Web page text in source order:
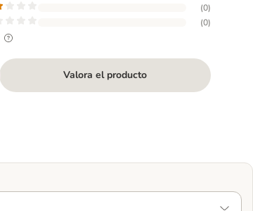
(0)
(0)
Valora el producto